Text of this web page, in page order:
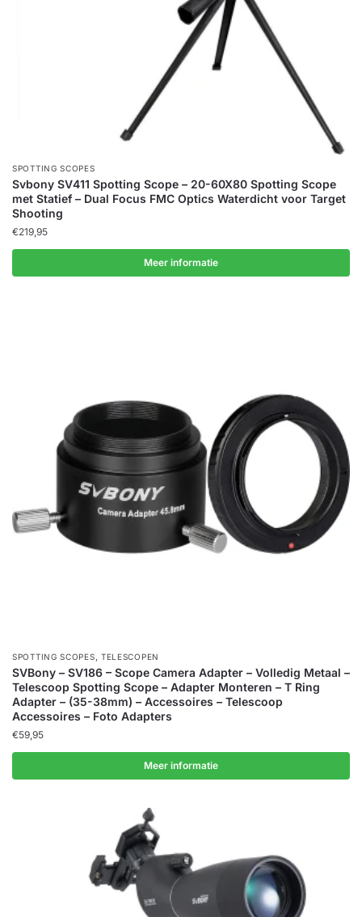
SPOTTING SCOPES
Svbony SV411 Spotting Scope – 20-60X80 Spotting Scope
met Statief – Dual Focus FMC Optics Waterdicht voor Target
Shooting
€219,95
Meer informatie
SPOTTING SCOPES TELESCOPEN
SVBony – SV186 – Scope Camera Adapter – Volledig Metaal –
Telescoop Spotting Scope – Adapter Monteren – T Ring
Adapter – (35-38mm) – Accessoires – Telescoop
Accessoires – Foto Adapters
€59,95
Meer informatie